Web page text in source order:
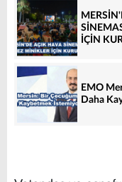
İÇİN
EMO
Daha